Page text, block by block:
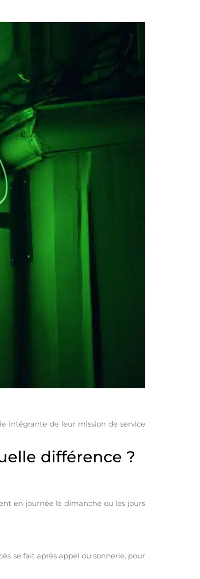
intégrante de leur mission de service
différence ?
en journée le dimanche ou les jours
se fait après appel ou sonnerie, pour